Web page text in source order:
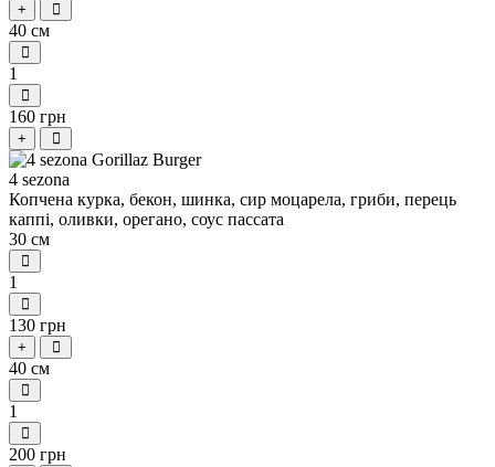
+
40 см
1
160 грн
+
4 sezona
Копчена курка, бекон, шинка, сир моцарела, гриби, перець
каппі, оливки, орегано, соус пассата
30 см
1
130 грн
+
40 см
1
200 грн